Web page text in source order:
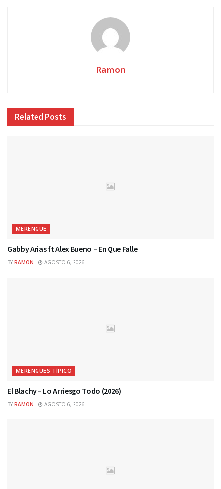
Ramon
Related Posts
MERENGUE
Gabby Arias ft Alex Bueno – En Que Falle
BY RAMON AGOSTO 6, 2026
MERENGUES TÍPICO
El Blachy – Lo Arriesgo Todo (2026)
BY RAMON AGOSTO 6, 2026